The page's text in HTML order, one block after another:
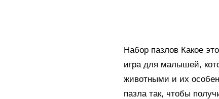
Набор пазлов Какое
игра для малышей,
животными и их
пазла так, чтобы